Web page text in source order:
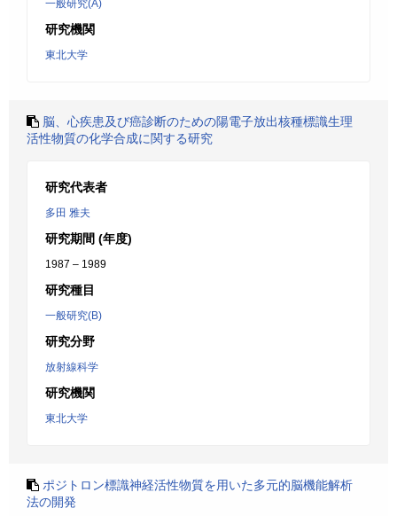
一般研究(A)
研究機関
東北大学
脳、心疾患及び癌診断のための陽電子放出核種標識生理
活性物質の化学合成に関する研究
研究代表者
多田 雅夫
研究期間 (年度)
1987 – 1989
研究種目
一般研究(B)
研究分野
放射線科学
研究機関
東北大学
ポジトロン標識神経活性物質を用いた多元的脳機能解析
法の開発